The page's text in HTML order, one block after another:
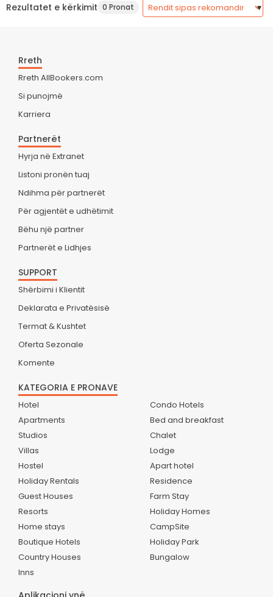
Rezultatet e kërkimit 0 Pronat
Rreth
Rreth AllBookers.com
Si punojmë
Karriera
Partnerët
Hyrja në Extranet
Listoni pronën tuaj
Ndihma për partnerët
Për agjentët e udhëtimit
Bëhu një partner
Partnerët e Lidhjes
SUPPORT
Shërbimi i Klientit
Deklarata e Privatësisë
Termat & Kushtet
Oferta Sezonale
Komente
KATEGORIA E PRONAVE
Hotel
Apartments
Studios
Villas
Hostel
Holiday Rentals
Guest Houses
Resorts
Home stays
Boutique Hotels
Country Houses
Inns
Condo Hotels
Bed and breakfast
Chalet
Lodge
Apart hotel
Residence
Farm Stay
Holiday Homes
CampSite
Holiday Park
Bungalow